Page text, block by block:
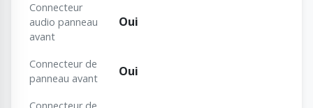
Connecteur
audio panneau
avant
Oui
Connecteur de
panneau avant
Oui